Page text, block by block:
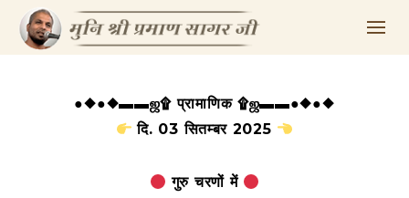
●◆●◆▬▬ஜ۩ प्रामाणिक ۩ஜ▬▬●◆●◆
दि. 03 सितम्बर 2025
गुरु चरणों में